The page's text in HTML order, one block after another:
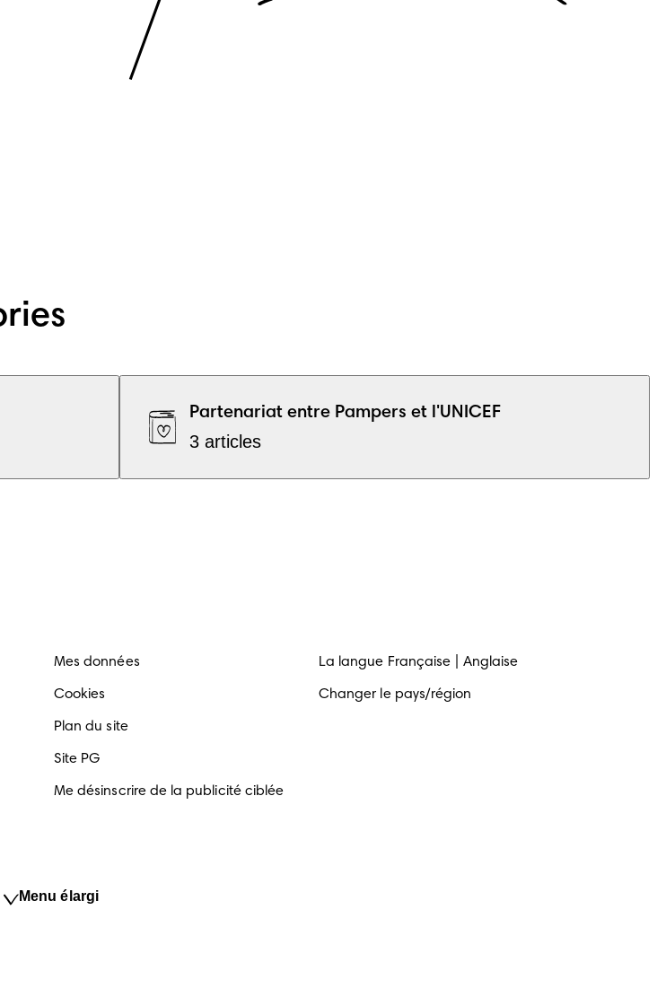
Partenariat entre Pampers et l'UNICEF
3 articles
Mes données
Cookies
Plan du site
Site PG
Me désinscrire de la publicité ciblée
La langue Française Anglaise
Changer le pays/région
Menu élargi